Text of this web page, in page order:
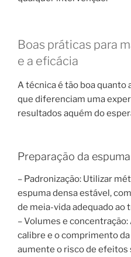
Boas práticas para
e a eficácia
A técnica é tão boa quanto
que diferenciam uma
resultados aquém do
Preparação da
– Padronização: Utilizar
espuma densa estável,
de meia-vida adequado ao
– Volumes e
calibre e o comprimento
aumente o risco de efeitos